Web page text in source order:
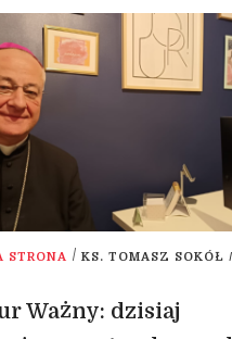
STRONA / KS. TOMASZ SOKÓŁ
Ważny: dzisiaj